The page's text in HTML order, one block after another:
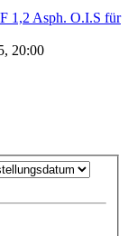
1,2 Asph. O.I.S für
20:00